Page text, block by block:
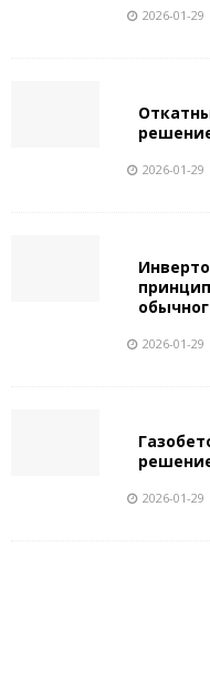
2026-01-29
2026-01-29
2026-01-29
2026-01-29